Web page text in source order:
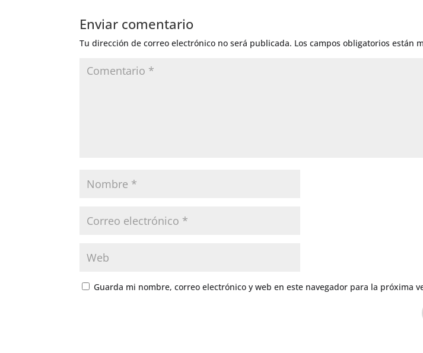
Enviar comentario
Tu dirección de correo electrónico no será publicada. Los campos obligatorios están
Guarda mi nombre, correo electrónico y web en este navegador para la próxima